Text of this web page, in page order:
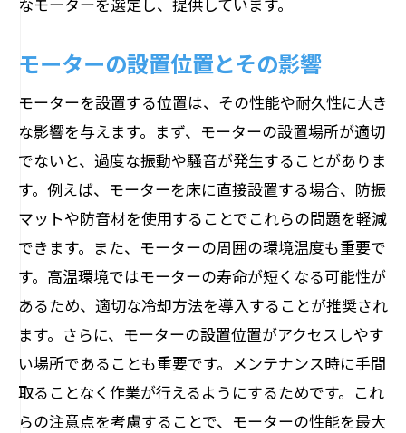
モーターの設置位置とその影響
モーターを設置する位置は、その性能や耐久性に大き
な影響を与えます。まず、モーターの設置場所が適切
でないと、過度な振動や騒音が発生することがありま
す。例えば、モーターを床に直接設置する場合、防振
マットや防音材を使用することでこれらの問題を軽減
できます。また、モーターの周囲の環境温度も重要で
す。高温環境ではモーターの寿命が短くなる可能性が
あるため、適切な冷却方法を導入することが推奨され
ます。さらに、モーターの設置位置がアクセスしやす
い場所であることも重要です。メンテナンス時に手間
取ることなく作業が行えるようにするためです。これ
らの注意点を考慮することで、モーターの性能を最大